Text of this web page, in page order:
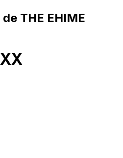
THE EHIME